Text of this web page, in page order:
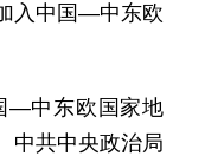
入中国—中东欧
—中东欧国家地
中共中央政治局